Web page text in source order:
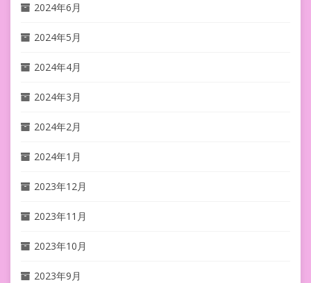
2024年6月
2024年5月
2024年4月
2024年3月
2024年2月
2024年1月
2023年12月
2023年11月
2023年10月
2023年9月